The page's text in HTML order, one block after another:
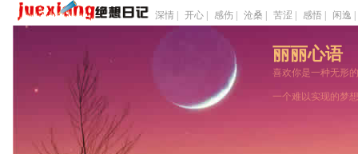
深情 | 开心 | 感伤 | 沧桑 | 苦涩 | 感悟 | 闲逸 |
丽丽心语
喜欢你是一种无形
一个难以实现的梦